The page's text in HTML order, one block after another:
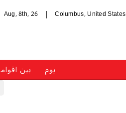
Columbus, United States
Aug, 8th, 26
ہوم بین